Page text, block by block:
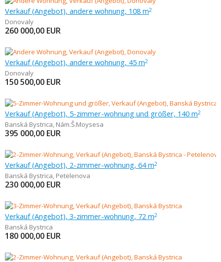
Verkauf (Angebot), andere wohnung, 108 m2
Donovaly
260 000,00 EUR
Verkauf (Angebot), andere wohnung, 45 m2
Donovaly
150 500,00 EUR
Verkauf (Angebot), 5-zimmer-wohnung und größer, 140 m2
Banská Bystrica, Nám.Š.Moysesa
395 000,00 EUR
Verkauf (Angebot), 2-zimmer-wohnung, 64 m2
Banská Bystrica, Petelenova
230 000,00 EUR
Verkauf (Angebot), 3-zimmer-wohnung, 72 m2
Banská Bystrica
180 000,00 EUR